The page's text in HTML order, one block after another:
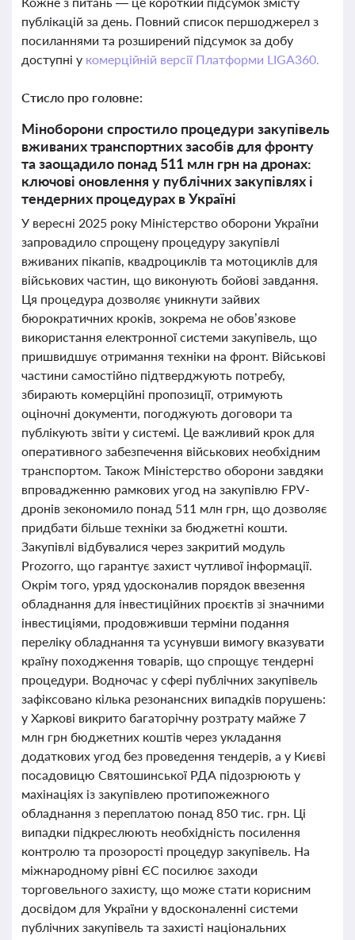
публікацій за день. Повний список першоджерел з
посиланнями та розширений підсумок за добу
доступні у комерційній версії Платформи LIGA360.
Стисло про головне:
Міноборони спростило процедури закупівель
вживаних транспортних засобів для фронту
та заощадило понад 511 млн грн на дронах:
ключові оновлення у публічних закупівлях і
тендерних процедурах в Україні
У вересні 2025 року Міністерство оборони України
запровадило спрощену процедуру закупівлі
вживаних пікапів, квадроциклів та мотоциклів для
військових частин, що виконують бойові завдання.
Ця процедура дозволяє уникнути зайвих
бюрократичних кроків, зокрема не обов’язкове
використання електронної системи закупівель, що
пришвидшує отримання техніки на фронт. Військові
частини самостійно підтверджують потребу,
збирають комерційні пропозиції, отримують
оціночні документи, погоджують договори та
публікують звіти у системі. Це важливий крок для
оперативного забезпечення військових необхідним
транспортом. Також Міністерство оборони завдяки
впровадженню рамкових угод на закупівлю FPV-
дронів зекономило понад 511 млн грн, що дозволяє
придбати більше техніки за бюджетні кошти.
Закупівлі відбувалися через закритий модуль
Prozorro, що гарантує захист чутливої інформації.
Окрім того, уряд удосконалив порядок ввезення
обладнання для інвестиційних проєктів зі значними
інвестиціями, продовживши терміни подання
переліку обладнання та усунувши вимогу вказувати
країну походження товарів, що спрощує тендерні
процедури. Водночас у сфері публічних закупівель
зафіксовано кілька резонансних випадків порушень:
у Харкові викрито багаторічну розтрату майже 7
млн грн бюджетних коштів через укладання
додаткових угод без проведення тендерів, а у Києві
посадовицю Святошинської РДА підозрюють у
махінаціях із закупівлею протипожежного
обладнання з переплатою понад 850 тис. грн. Ці
випадки підкреслюють необхідність посилення
контролю та прозорості процедур закупівель. На
міжнародному рівні ЄС посилює заходи
торговельного захисту, що може стати корисним
досвідом для України у вдосконаленні системи
публічних закупівель та захисті національних